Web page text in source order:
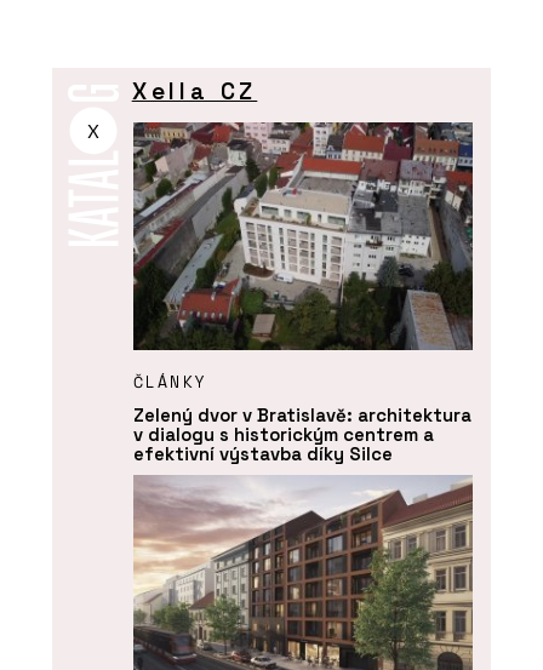
X
Xella CZ
ČLÁNKY
Zelený dvor v Bratislavě: architektura
v dialogu s historickým centrem a
efektivní výstavba díky Silce